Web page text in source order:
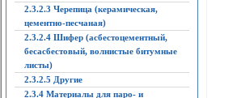
2.3.2.3 Черепица (керамическая,
цементно-песчаная)
2.3.2.4 Шифер (асбестоцементный,
бесасбестовый, волнистые битумные
листы)
2.3.2.5 Другие
2.3.4 Материалы для паро- и